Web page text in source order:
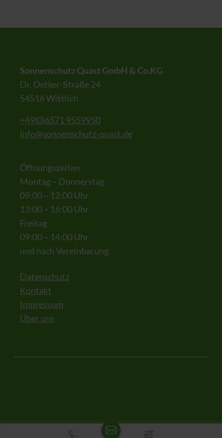
Sonnenschutz Quast GmbH & Co.KG
Dr. Oetker-Straße 24
54516 Wittlich
+49(0)6571 9559950
info@sonnenschutz-quast.de
Öffnungszeiten
Montag – Donnerstag
09:00 – 12:00 Uhr
13:00 – 16:00 Uhr
Freitag
09:00 – 14:00 Uhr
und nach Vereinbarung
Datenschutz
Kontakt
Impressum
Über uns